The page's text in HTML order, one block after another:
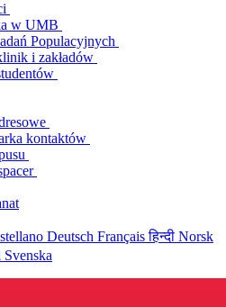
w UMB
Populacyjnych
i zakładów
kontaktów
Deutsch Françaisहिन्दी Norsk
Svenska